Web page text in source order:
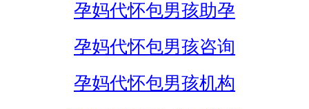
孕妈代怀包男孩助孕
孕妈代怀包男孩咨询
孕妈代怀包男孩机构